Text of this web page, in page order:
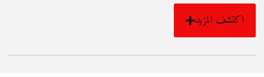
اكتشف المزيد